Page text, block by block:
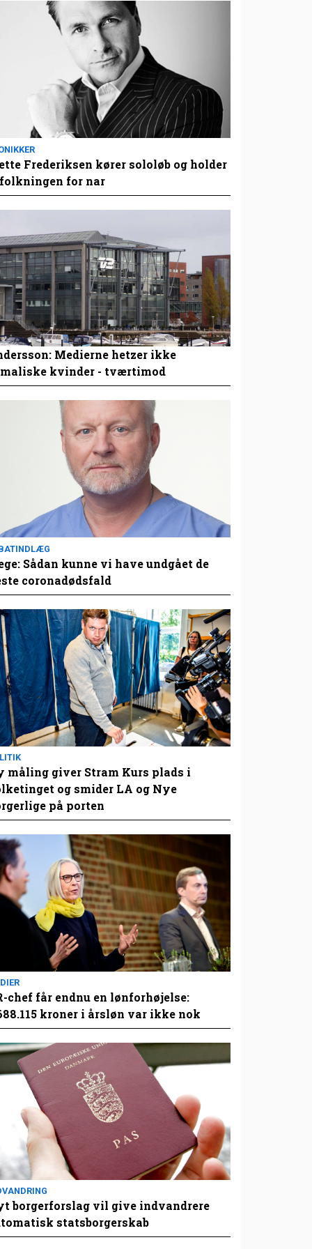
Frederiksen kører sololøb og holder
for nar
Medierne hetzer ikke
kvinder - tværtimod
Sådan kunne vi have undgået de
coronadødsfald
måling giver Stram Kurs plads i
og smider LA og Nye
på porten
chef får endnu en lønforhøjelse:
kroner i årsløn var ikke nok
borgerforslag vil give indvandrere
statsborgerskab